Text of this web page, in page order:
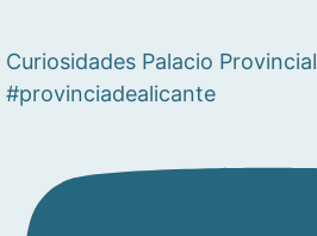
Curiosidades Palacio Provincial
#provinciadealicante